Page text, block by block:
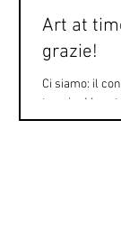
Art at
grazie!
Ci siamo: il
termine! I
Fondazione